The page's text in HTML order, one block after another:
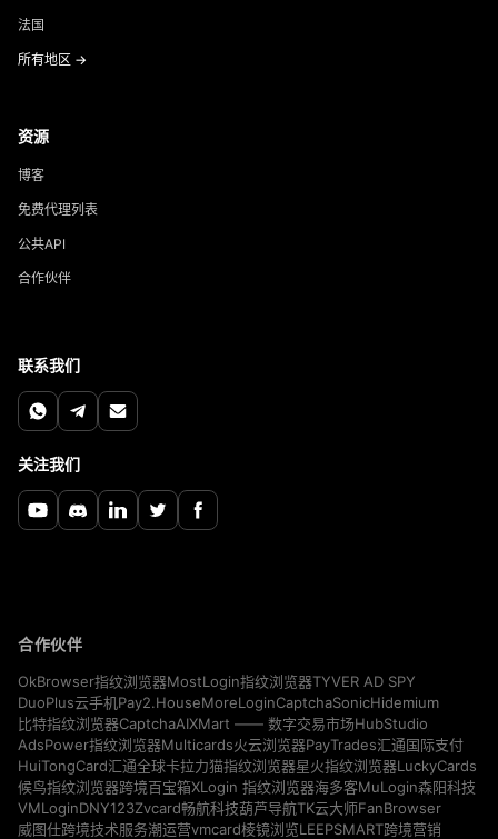
法国
所有地区 →
资源
博客
免费代理列表
公共API
合作伙伴
联系我们
关注我们
合作伙伴
OkBrowser指纹浏览器MostLogin指纹浏览器TYVER AD SPY
DuoPlus云手机Pay2.HouseMoreLoginCaptchaSonicHidemium
比特指纹浏览器CaptchaAIXMart —— 数字交易市场HubStudio
AdsPower指纹浏览器Multicards火云浏览器PayTrades汇通国际支付
HuiTongCard汇通全球卡拉力猫指纹浏览器星火指纹浏览器LuckyCards
候鸟指纹浏览器跨境百宝箱XLogin 指纹浏览器海多客MuLogin森阳科技
VMLoginDNY123Zvcard畅航科技葫芦导航TK云大师FanBrowser
威图仕跨境技术服务潮运营vmcard棱镜浏览LEEPSMART跨境营销